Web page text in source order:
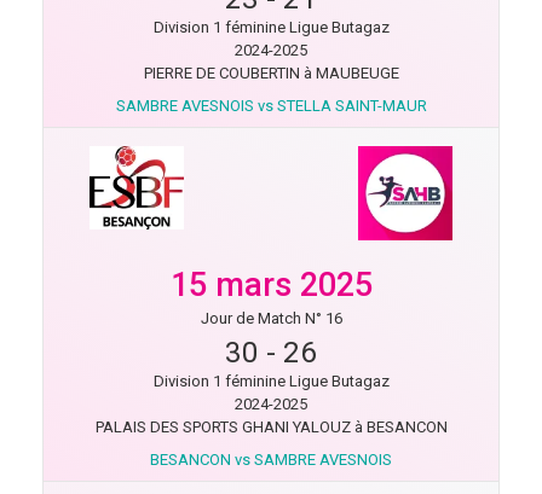
Division 1 féminine Ligue Butagaz
2024-2025
PIERRE DE COUBERTIN à MAUBEUGE
SAMBRE AVESNOIS vs STELLA SAINT-MAUR
15 mars 2025
Jour de Match N° 16
30 - 26
Division 1 féminine Ligue Butagaz
2024-2025
PALAIS DES SPORTS GHANI YALOUZ à BESANCON
BESANCON vs SAMBRE AVESNOIS